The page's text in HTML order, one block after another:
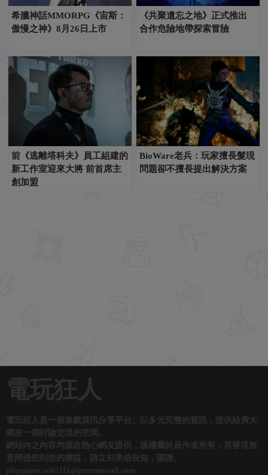
希臘神話MMORPG《宙斯：
傲慢之神》8月26日上市
《共聚遺忘之地》正式推出
合作危險地帶探索冒險
前《逃離塔科夫》員工組建的
新工作室迎來大將 前首席主
創加盟
BioWare老兵：玩家擅長髮現
問題卻不擅長提出解決方案
電玩狂人
電玩狂人是一個遊戲資訊分享平台。以多元完整的資訊，提供給廣大
網友一個討論交流的空間。
網站內之內容均源自熱心網友提供，版權屬於原作者所有，若發現無
意間侵犯到您的權益，請立刻來信告知，謝謝。
playgame.wiki111@protonmail.com